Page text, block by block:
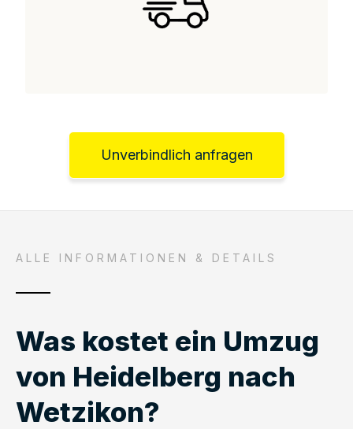
Unverbindlich anfragen
ALLE INFORMATIONEN & DETAILS
Was kostet ein Umzug
von Heidelberg nach
Wetzikon?